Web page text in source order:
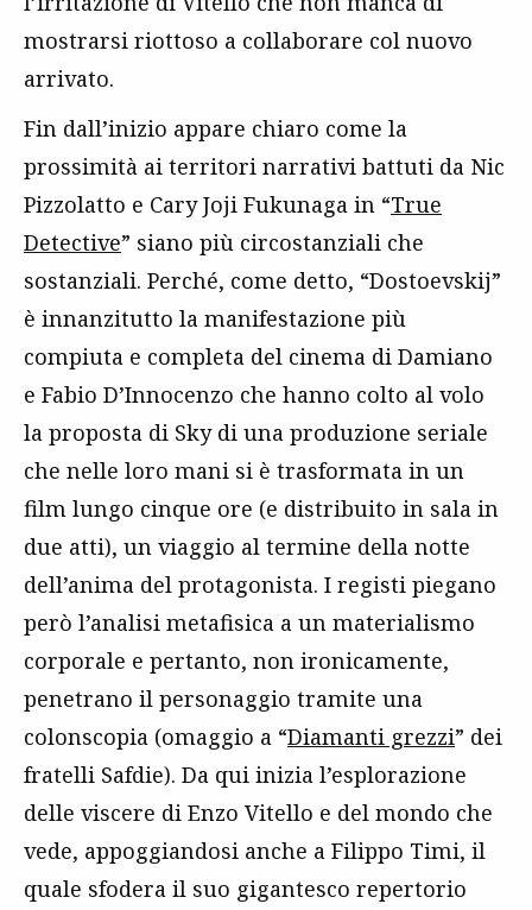
mostrarsi riottoso a collaborare col nuovo
arrivato.
Fin dall’inizio appare chiaro come la
prossimità ai territori narrativi battuti da Nic
Pizzolatto e Cary Joji Fukunaga in “True
Detective” siano più circostanziali che
sostanziali. Perché, come detto, “Dostoevskij”
è innanzitutto la manifestazione più
compiuta e completa del cinema di Damiano
e Fabio D’Innocenzo che hanno colto al volo
la proposta di Sky di una produzione seriale
che nelle loro mani si è trasformata in un
film lungo cinque ore (e distribuito in sala in
due atti), un viaggio al termine della notte
dell’anima del protagonista. I registi piegano
però l’analisi metafisica a un materialismo
corporale e pertanto, non ironicamente,
penetrano il personaggio tramite una
colonscopia (omaggio a “Diamanti grezzi” dei
fratelli Safdie). Da qui inizia l’esplorazione
delle viscere di Enzo Vitello e del mondo che
vede, appoggiandosi anche a Filippo Timi, il
quale sfodera il suo gigantesco repertorio